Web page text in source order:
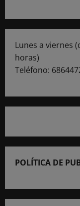
Lunes a viernes
horas)
Teléfono:
POLÍTICA DE